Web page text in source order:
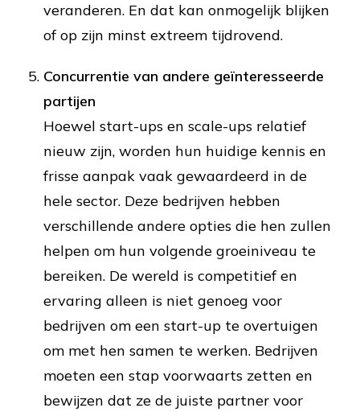
veranderen. En dat kan onmogelijk blijken
of op zijn minst extreem tijdrovend.
Concurrentie van andere geïnteresseerde
partijen
Hoewel start-ups en scale-ups relatief
nieuw zijn, worden hun huidige kennis en
frisse aanpak vaak gewaardeerd in de
hele sector. Deze bedrijven hebben
verschillende andere opties die hen zullen
helpen om hun volgende groeiniveau te
bereiken. De wereld is competitief en
ervaring alleen is niet genoeg voor
bedrijven om een start-up te overtuigen
om met hen samen te werken. Bedrijven
moeten een stap voorwaarts zetten en
bewijzen dat ze de juiste partner voor